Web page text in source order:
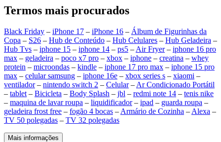
Termos mais procurados
Black Friday – iPhone 17 – iPhone 16 – Álbum de Figurinhas da
Copa – S26 – Hub de Conteúdo – Hub Celulares – Hub Geladeira –
Hub Tvs – iphone 15 – iphone 14 – ps5 – Air Fryer– iphone 16 pro
max – geladeira – poco x7 pro – xbox – iphone – creatina – whey
protein – microondas – kindle – iphone 17 pro max – iphone 15 pro
max – celular samsung – iphone 16e – xbox series s – xiaomi –
ventilador– nintendo switch 2 – Celular– Ar Condicionado Portátil
– tablet – Bicicleta – Body Splash – jbl – redmi note 14 – tenis nike
– maquina de lavar roupa – liquidificador– ipad – guarda roupa –
geladeira frost free – fogão 4 bocas – Armário de Cozinha – Alexa –
TV 50 polegadas – TV 32 polegadas
Mais informações